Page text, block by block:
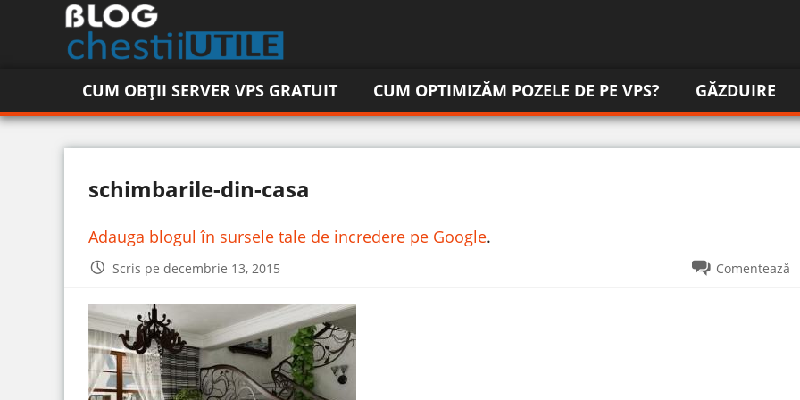
CUM OBȚII SERVER VPS GRATUIT CUM OPTIMIZĂM POZELE DE PE VPS? GĂZDUIRE
schimbarile-din-casa
Adauga blogul în sursele tale de incredere pe Google.
Scris pe decembrie 13, 2015 Comentează